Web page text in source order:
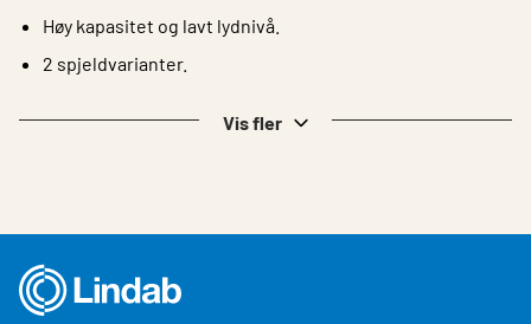
Høy kapasitet og lavt lydnivå.
2 spjeldvarianter.
Vis fler